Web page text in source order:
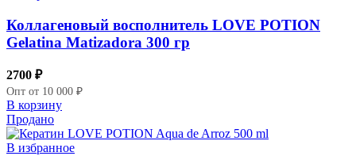
Коллагеновый восполнитель LOVE POTION
Gelatina Matizadora 300 гр
2700 ₽
Опт от 10 000 ₽
В корзину
Продано
В избранное